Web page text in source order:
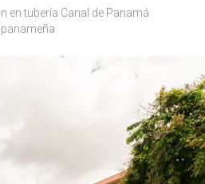
en tubería Canal de Panamá